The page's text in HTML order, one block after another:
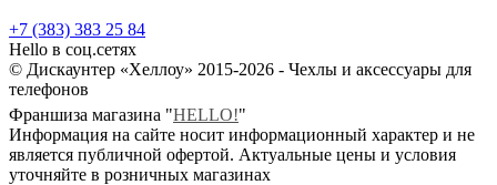
+7 (383) 383 25 84
Hello в соц.сетях
© Дискаунтер «Хеллоу» 2015-2026 - Чехлы и аксессуары для
телефонов
Франшиза магазина "HELLO!"
Информация на сайте носит информационный характер и не
является публичной офертой. Актуальные цены и условия
уточняйте в розничных магазинах